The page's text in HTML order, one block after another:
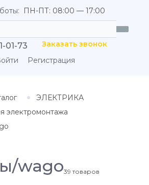
ПН-ПТ: 08:00 — 17:00
01-73
Заказать звонок
Регистрация
ЭЛЕКТРИКА
электромонтажа
wago39 товаров